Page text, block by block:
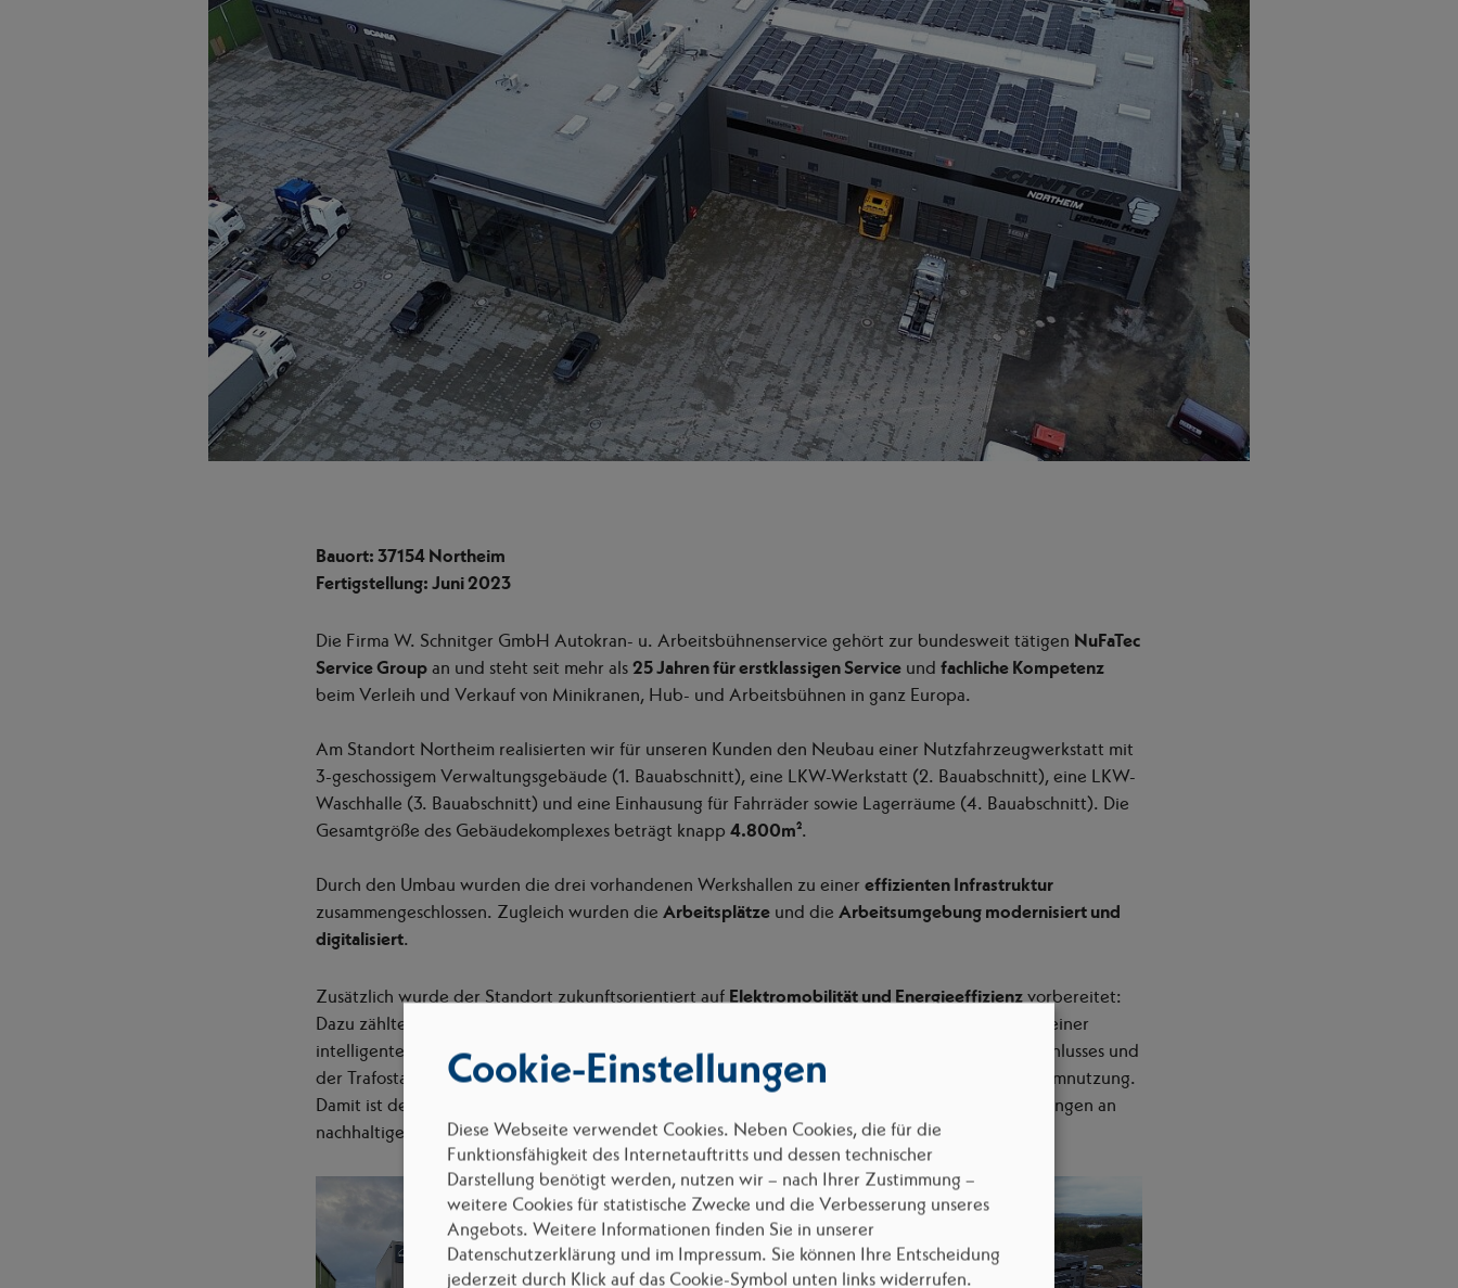
Bauort: 37154 Northeim
Fertigstellung: Juni 2023
Die Firma W. Schnitger GmbH Autokran- u. Arbeitsbühnenservice gehört zur bundesweit tätigen NuFaTec
Service Groupan und steht seit mehr als25 Jahren für erstklassigen Service und fachliche Kompetenz
beim Verleih und Verkauf von Minikranen, Hub- und Arbeitsbühnen in ganz Europa.
Am Standort Northeim realisierten wir für unseren Kunden den Neubau einer Nutzfahrzeugwerkstatt mit
3-geschossigem Verwaltungsgebäude (1. Bauabschnitt), eine LKW-Werkstatt (2. Bauabschnitt), eine LKW-
Waschhalle (3. Bauabschnitt) und eine Einhausung für Fahrräder sowie Lagerräume (4. Bauabschnitt). Die
Gesamtgröße des Gebäudekomplexes beträgt knapp 4.800m².
Durch den Umbau wurden die drei vorhandenen Werkshallen zu einer effizienten Infrastruktur
zusammengeschlossen. Zugleich wurden die Arbeitsplätze und die Arbeitsumgebung modernisiert und
digitalisiert.
Zusätzlich wurde der Standort zukunftsorientiert aufElektromobilität und Energieeffizienzvorbereitet:
Dazu zählten die Ermittlung der elektrischen Anschlussbedarfe und Spitzenlasten, die Planung einer
intelligenten Ladeinfrastruktur für Elektrofahrzeuge, die Abstimmung des Mittelspannungsanschlusses und
der Trafostation mit dem Energieversorger sowie die Integration einer PV-Anlage zur Eigenstromnutzung.
Damit ist der Neubau sowohl für moderne Arbeitsprozesse als auch für die künftigen Anforderungen an
nachhaltige Energieversorgung optimal aufgestellt.
Cookie-Einstellungen
Diese Webseite verwendet Cookies. Neben Cookies, die für die
Funktionsfähigkeit des Internetauftritts und dessen technischer
Darstellung benötigt werden, nutzen wir – nach Ihrer Zustimmung –
weitere Cookies für statistische Zwecke und die Verbesserung unseres
Angebots. Weitere Informationen finden Sie in unserer
Datenschutzerklärung und im Impressum. Sie können Ihre Entscheidung
jederzeit durch Klick auf das Cookie-Symbol unten links widerrufen.